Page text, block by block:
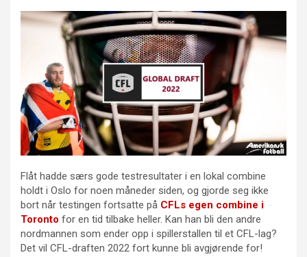
Flåt hadde særs gode testresultater i en lokal combine
holdt i Oslo for noen måneder siden, og gjorde seg ikke
bort når testingen fortsatte på CFLs egen combine i
Toronto for en tid tilbake heller. Kan han bli den andre
nordmannen som ender opp i spillerstallen til et CFL-lag?
Det vil CFL-draften 2022 fort kunne bli avgjørende for!